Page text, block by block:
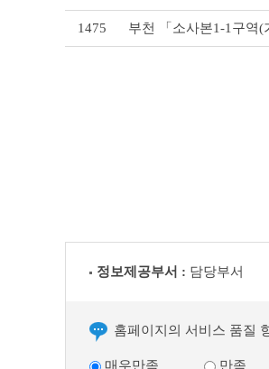
1475 부천 「소사본1-1구역(
정보제공부서 : 담당부서
홈페이지의 서비스 품질
매우만족 만족